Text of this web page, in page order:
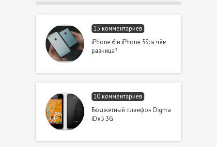
15 комментариев
iPhone 6 и iPhone 5S: в чём
разница?
10 комментариев
Бюджетный планфон Digma
iDx5 3G